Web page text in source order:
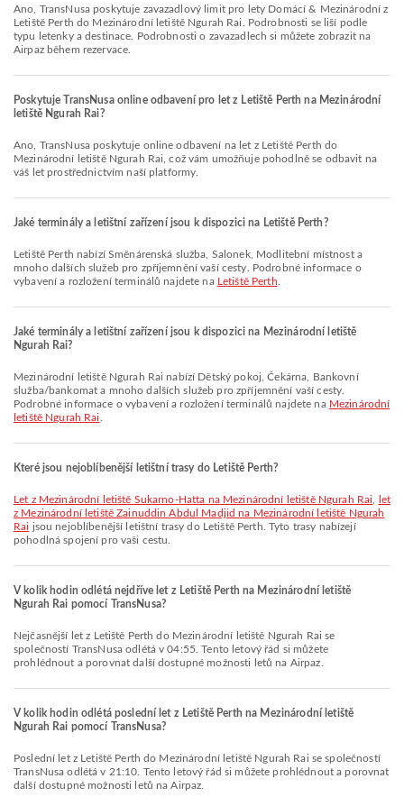
Ano, TransNusa poskytuje zavazadlový limit pro lety Domácí & Mezinárodní z
Letiště Perth do Mezinárodní letiště Ngurah Rai. Podrobnosti se liší podle
typu letenky a destinace. Podrobnosti o zavazadlech si můžete zobrazit na
Airpaz během rezervace.
Poskytuje TransNusa online odbavení pro let z Letiště Perth na Mezinárodní
letiště Ngurah Rai?
Ano, TransNusa poskytuje online odbavení na let z Letiště Perth do
Mezinárodní letiště Ngurah Rai, což vám umožňuje pohodlně se odbavit na
váš let prostřednictvím naší platformy.
Jaké terminály a letištní zařízení jsou k dispozici na Letiště Perth?
Letiště Perth nabízí Směnárenská služba, Salonek, Modlitební místnost a
mnoho dalších služeb pro zpříjemnění vaší cesty. Podrobné informace o
vybavení a rozložení terminálů najdete na Letiště Perth
Jaké terminály a letištní zařízení jsou k dispozici na Mezinárodní letiště
Ngurah Rai?
Mezinárodní letiště Ngurah Rai nabízí Dětský pokoj, Čekárna, Bankovní
služba/bankomat a mnoho dalších služeb pro zpříjemnění vaší cesty.
Podrobné informace o vybavení a rozložení terminálů najdete na Mezinárodní
letiště Ngurah Rai
Které jsou nejoblíbenější letištní trasy do Letiště Perth?
let z Mezinárodní letiště Sukarno-Hatta na Mezinárodní letiště Ngurah Rai
let
z Mezinárodní letiště Zainuddin Abdul Madjid na Mezinárodní letiště Ngurah
Rai jsou nejoblíbenější letištní trasy do Letiště Perth. Tyto trasy nabízejí
pohodlná spojení pro vaši cestu.
V kolik hodin odlétá nejdříve let z Letiště Perth na Mezinárodní letiště
Ngurah Rai pomocí TransNusa?
Nejčasnější let z Letiště Perth do Mezinárodní letiště Ngurah Rai se
společností TransNusa odlétá v 04:55. Tento letový řád si můžete
prohlédnout a porovnat další dostupné možnosti letů na Airpaz.
V kolik hodin odlétá poslední let z Letiště Perth na Mezinárodní letiště
Ngurah Rai pomocí TransNusa?
Poslední let z Letiště Perth do Mezinárodní letiště Ngurah Rai se společností
TransNusa odlétá v 21:10. Tento letový řád si můžete prohlédnout a porovnat
další dostupné možnosti letů na Airpaz.